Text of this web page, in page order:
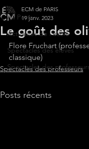
All Posts
Actualités de l'école
Spectacles des élèves
Spectacles des
Le goût des
ECM de PARIS
19 janv. 2023
Flore Fruchart
classique)
Spectacles des professeurs
Posts récents